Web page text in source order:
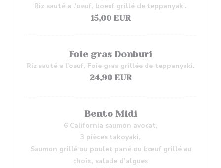
Riz sauté a l'oeuf, boeuf grillé de teppanyaki.
15,00 EUR
Foie gras Donburi
Riz sauté a l'oeuf, Foie gras grillée de teppanyaki.
24,90 EUR
Bento Midi
6 California saumon avocat,
3 pièces takoyaki,
Saumon grillé ou poulet pané ou bœuf grillé au
choix, salade d’algues